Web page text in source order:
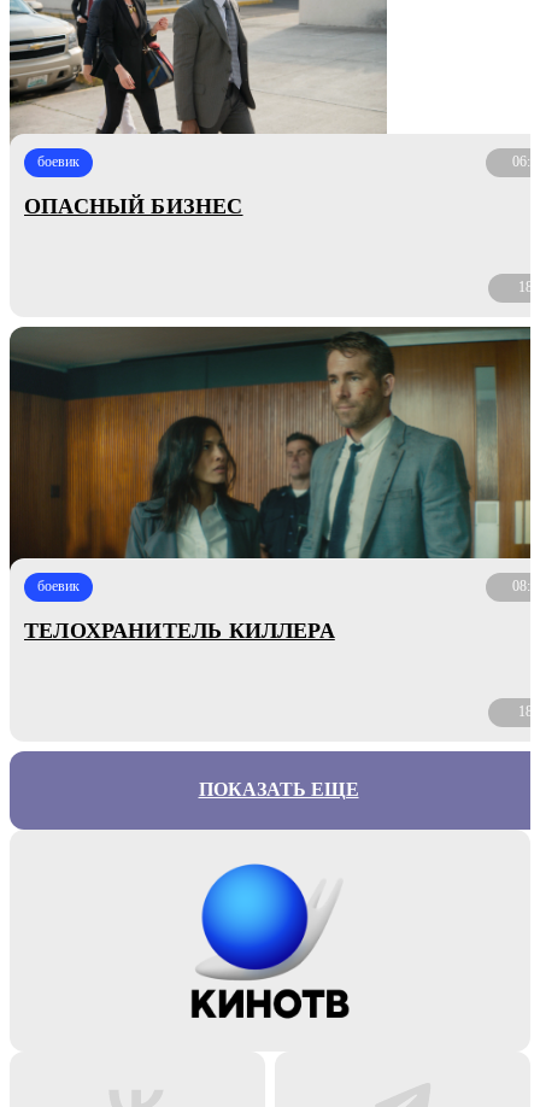
боевик
ОПАСНЫЙ БИЗНЕС
боевик
ТЕЛОХРАНИТЕЛЬ КИЛЛЕРА
ПОКАЗАТЬ ЕЩЕ